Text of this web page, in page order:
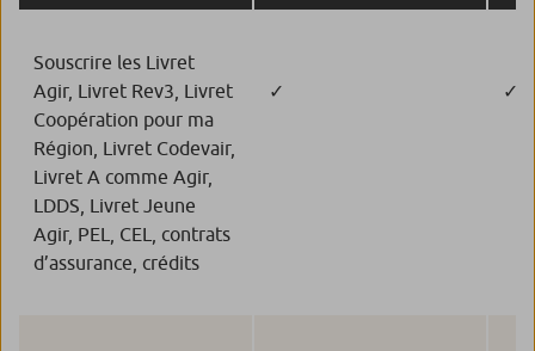
Souscrire les Livret
Agir, Livret Rev3, Livret
Coopération pour ma
Région, Livret Codevair,
Livret A comme Agir,
LDDS, Livret Jeune
Agir, PEL, CEL, contrats
d’assurance, crédits
✓ ✓